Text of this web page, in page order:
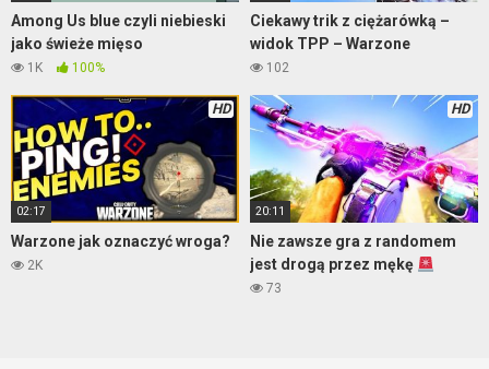
Among Us blue czyli niebieski
jako świeże mięso
1K 100%
Ciekawy trik z ciężarówką –
widok TPP – Warzone
102
HD
02:17
Warzone jak oznaczyć wroga?
2K
HD
20:11
Nie zawsze gra z randomem
jest drogą przez mękę
73